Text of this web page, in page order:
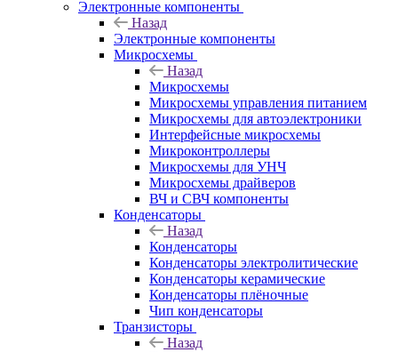
Электронные компоненты
Назад
Электронные компоненты
Микросхемы
Назад
Микросхемы
Микросхемы управления питанием
Микросхемы для автоэлектроники
Интерфейсные микросхемы
Микроконтроллеры
Микросхемы для УНЧ
Микросхемы драйверов
ВЧ и СВЧ компоненты
Конденсаторы
Назад
Конденсаторы
Конденсаторы электролитические
Конденсаторы керамические
Конденсаторы плёночные
Чип конденсаторы
Транзисторы
Назад